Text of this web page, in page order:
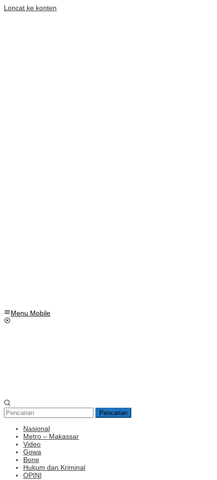
Loncat ke konten
Menu Mobile
Pencarian
Nasional
Metro – Makassar
Video
Gowa
Bone
Hukum dan Kriminal
OPINI